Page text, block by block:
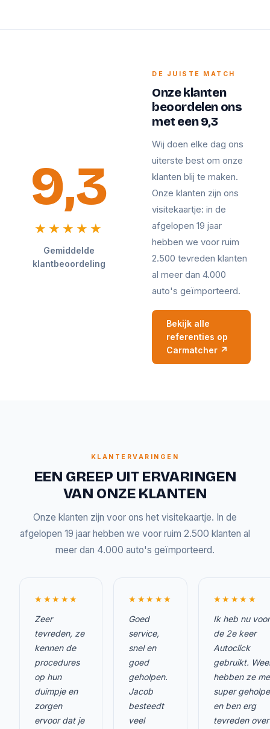
9,3
★★★★★
Gemiddelde
klantbeoordeling
DE JUISTE MATCH
Onze klanten
beoordelen ons
met een 9,3
Wij doen elke dag ons
uiterste best om onze
klanten blij te maken.
Onze klanten zijn ons
visitekaartje: in de
afgelopen 19 jaar
hebben we voor ruim
2.500 tevreden klanten
al meer dan 4.000
auto's geïmporteerd.
Bekijk alle
referenties op
Carmatcher ↗
KLANTERVARINGEN
EEN GREEP UIT ERVARINGEN
VAN ONZE KLANTEN
Onze klanten zijn voor ons het visitekaartje. In de
afgelopen 19 jaar hebben we voor ruim 2.500 klanten al
meer dan 4.000 auto's geïmporteerd.
★★★★★
Zeer
tevreden, ze
kennen de
procedures
op hun
duimpje en
zorgen
ervoor dat je
★★★★★
Goed
service,
snel en
goed
geholpen.
Jacob
besteedt
veel
★★★★★
Ik heb nu voor
de 2e keer
Autoclick
gebruikt.
hebben ze me
super
en ben erg
tevreden over